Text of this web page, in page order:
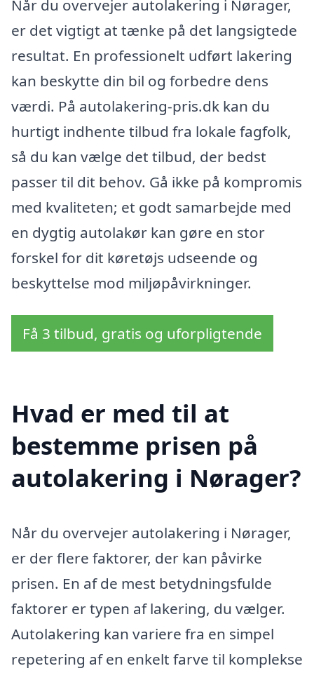
Når du overvejer autolakering i Nørager,
er det vigtigt at tænke på det langsigtede
resultat. En professionelt udført lakering
kan beskytte din bil og forbedre dens
værdi. På autolakering-pris.dk kan du
hurtigt indhente tilbud fra lokale fagfolk,
så du kan vælge det tilbud, der bedst
passer til dit behov. Gå ikke på kompromis
med kvaliteten; et godt samarbejde med
en dygtig autolakør kan gøre en stor
forskel for dit køretøjs udseende og
beskyttelse mod miljøpåvirkninger.
Få 3 tilbud, gratis og uforpligtende
Hvad er med til at
bestemme prisen på
autolakering i Nørager?
Når du overvejer autolakering i Nørager,
er der flere faktorer, der kan påvirke
prisen. En af de mest betydningsfulde
faktorer er typen af lakering, du vælger.
Autolakering kan variere fra en simpel
repetering af en enkelt farve til komplekse